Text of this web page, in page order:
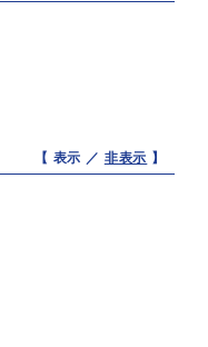
【 表示 ／ 非表示 】